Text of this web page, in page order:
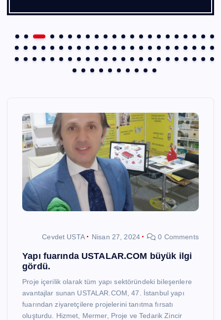
Cevdet USTA Nisan 27, 2024 0 Comments
Yapı fuarında USTALAR.COM büyük ilgi
gördü.
Proje içerilik olarak tüm yapı sektöründeki bileşenlere
avantajlar sunan USTALAR.COM, 47. İstanbul yapı
fuarından ziyaretçilere projelerini tanıtma fırsatı
oluşturdu. Hizmet, Mermer, Proje ve Tedarik Zincir